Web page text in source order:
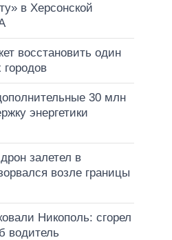
в Херсонской
восстановить один
городов
30 млн
энергетики
залетел в
возле границы
Никополь: сгорел
водитель